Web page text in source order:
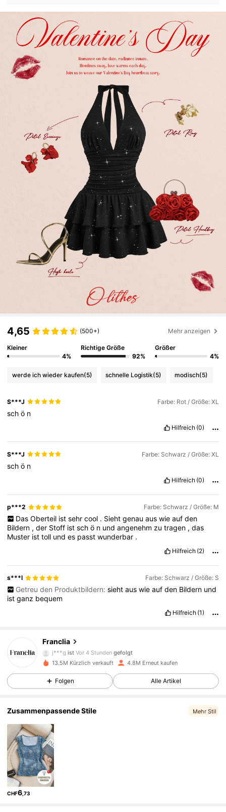
4,65 (500+) Mehr anzeigen
Kleiner
4%
Richtige Größe
92%
Größer
4%
werde ich wieder kaufen(5) schnelle Logistik(5) modisch(5)
S***J Farbe: Rot / Größe: XL
schö n
Hilfreich (0)
S***J Farbe: Schwarz / Größe: XL
schö n
Hilfreich (0)
p***2 Farbe: Schwarz / Größe: M
Das Oberteil ist sehr cool . Sieht genau aus wie auf den
Bildern ,der Stoff istschö n undangenehm zutragen ,das
Muster isttoll undes passtwunderbar .
Hilfreich (2)
s***l Farbe: Schwarz / Größe: S
Getreu den Produktbildern: sieht aus wie auf den Bildern und
istganz bequem
Hilfreich (1)
Franclia
j***g ist Vor 4 Stunden
gefolgt
p***e
ist am Durchsuchen
4,72
1.6M Follower
4,72
4,72
13.5M Kürzlich verkauft 4.8M Erneut kaufen
Folgen Alle Artikel
Zusammenpassende Stile Mehr Stil
CHF6 ,73